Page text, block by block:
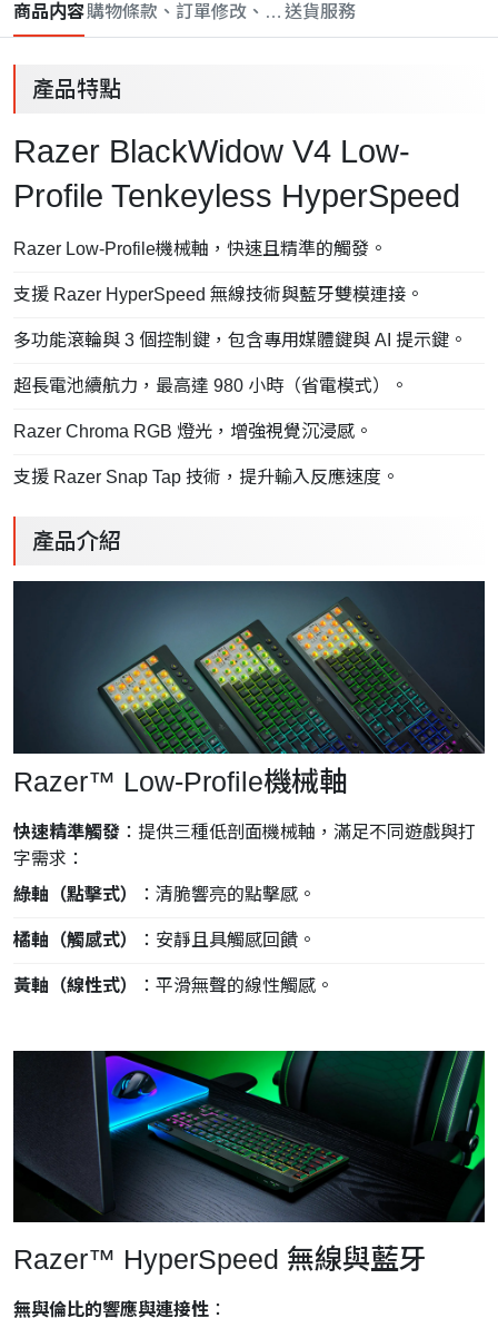
商品内容購物條款、訂單修改、取消與退款政策
送貨服務
產品特點
Razer BlackWidow V4 Low-
Profile Tenkeyless HyperSpeed
Razer Low-Profile機械軸，快速且精準的觸發。
支援 Razer HyperSpeed 無線技術與藍牙雙模連接。
多功能滾輪與 3 個控制鍵，包含專用媒體鍵與 AI 提示鍵。
超長電池續航力，最高達 980 小時（省電模式）。
Razer Chroma RGB 燈光，增強視覺沉浸感。
支援 Razer Snap Tap 技術，提升輸入反應速度。
產品介紹
Razer™ Low-Profile機械軸
快速精準觸發 ：提供三種低剖面機械軸，滿足不同遊戲與打
字需求：
綠軸（點擊式）
：清脆響亮的點擊感。
橘軸（觸感式） ：安靜且具觸感回饋。
黃軸（線性式） ：平滑無聲的線性觸感。
Razer™ HyperSpeed 無線與藍牙
無與倫比的響應與連接性 ：